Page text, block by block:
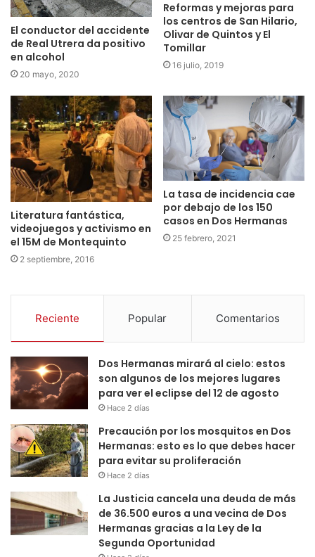
El conductor del accidente
de Real Utrera da positivo
en alcohol
20 mayo, 2020
Reformas y mejoras para
los centros de San Hilario,
Olivar de Quintos y El
Tomillar
16 julio, 2019
Literatura fantástica,
videojuegos y activismo en
el 15M de Montequinto
2 septiembre, 2016
La tasa de incidencia cae
por debajo de los 150
casos en Dos Hermanas
25 febrero, 2021
Reciente Popular Comentarios
Dos Hermanas mirará al cielo: estos
son algunos de los mejores lugares
para ver el eclipse del 12 de agosto
Hace 2 días
Precaución por los mosquitos en Dos
Hermanas: esto es lo que debes hacer
para evitar su proliferación
Hace 2 días
La Justicia cancela una deuda de más
de 36.500 euros a una vecina de Dos
Hermanas gracias a la Ley de la
Segunda Oportunidad